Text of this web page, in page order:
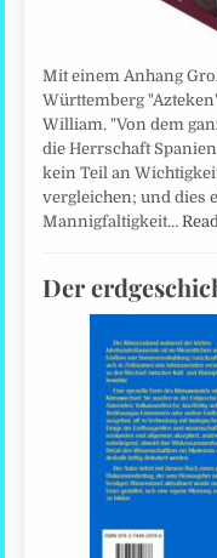
Mit einem Anhang
Württemberg
William. "Von dem
die Herrschaft
kein Teil an
vergleichen; und dies
Mannigfaltigkeit…
Der